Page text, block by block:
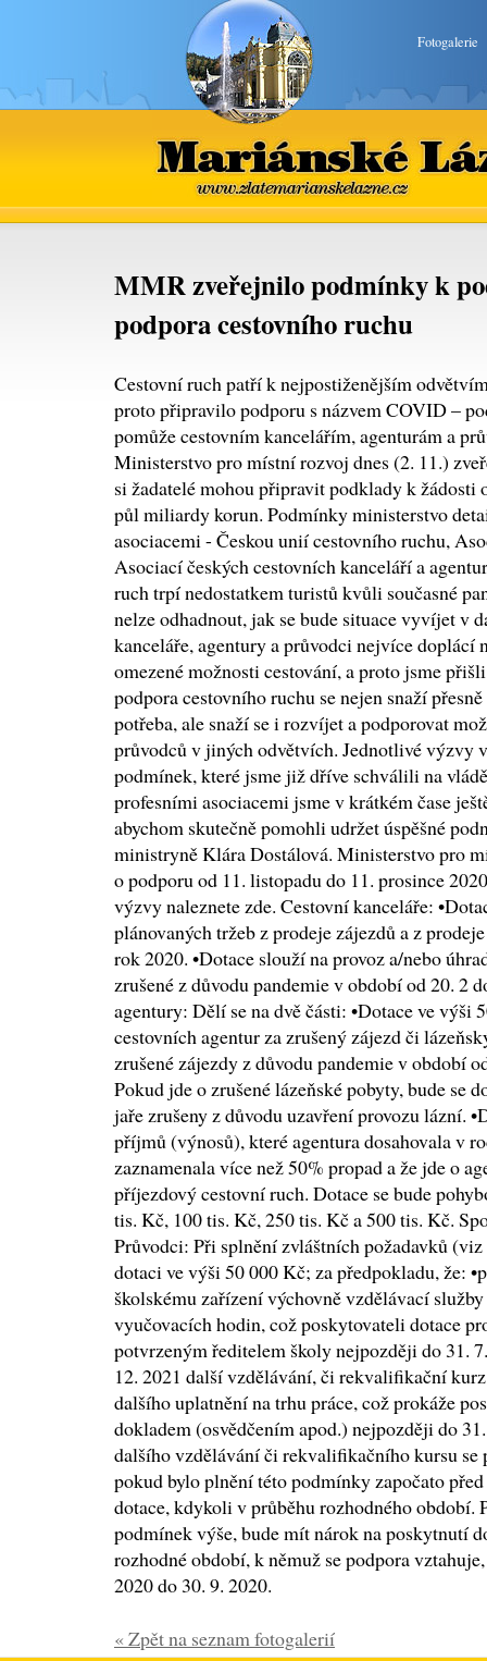
Fotogalerie
Mariánské Lázně
www.zlatemarianskelazne.cz
MMR zveřejnilo podmínky k
podpora cestovního ruchu
Cestovní ruch patří k nejpostiženějším
proto připravilo podporu s názvem COVID –
pomůže cestovním kancelářím, agenturám a
Ministerstvo pro místní rozvoj dnes (2. 11.)
si žadatelé mohou připravit podklady k žádosti
půl miliardy korun. Podmínky ministerstvo
asociacemi - Českou unií cestovního ruchu,
Asociací českých cestovních kanceláří a
ruch trpí nedostatkem turistů kvůli současné
nelze odhadnout, jak se bude situace vyvíjet v
kanceláře, agentury a průvodci nejvíce doplácí
omezené možnosti cestování, a proto jsme
podpora cestovního ruchu se nejen snaží
potřeba, ale snaží se i rozvíjet a podporovat
průvodců v jiných odvětvích. Jednotlivé výzvy
podmínek, které jsme již dříve schválili na
profesními asociacemi jsme v krátkém čase
abychom skutečně pomohli udržet úspěšné
ministryně Klára Dostálová. Ministerstvo pro
o podporu od 11. listopadu do 11. prosince
výzvy naleznete zde. Cestovní kanceláře:
plánovaných tržeb z prodeje zájezdů a z
rok 2020. •Dotace slouží na provoz a/nebo
zrušené z důvodu pandemie v období od 20. 2
agentury: Dělí se na dvě části: •Dotace ve výši
cestovních agentur za zrušený zájezd či
zrušené zájezdy z důvodu pandemie v období
Pokud jde o zrušené lázeňské pobyty, bude se
jaře zrušeny z důvodu uzavření provozu lázní.
příjmů (výnosů), které agentura dosahovala v
zaznamenala více než 50% propad a že jde o
příjezdový cestovní ruch. Dotace se bude
tis. Kč, 100 tis. Kč, 250 tis. Kč a 500 tis. Kč.
Průvodci: Při splnění zvláštních požadavků
dotaci ve výši 50 000 Kč; za předpokladu, že:
školskému zařízení výchovně vzdělávací
vyučovacích hodin, což poskytovateli dotace
potvrzeným ředitelem školy nejpozději do 31.
12. 2021 další vzdělávání, či rekvalifikační
dalšího uplatnění na trhu práce, což prokáže
dokladem (osvědčením apod.) nejpozději do
dalšího vzdělávání či rekvalifikačního kursu se
pokud bylo plnění této podmínky započato
dotace, kdykoli v průběhu rozhodného období.
podmínek výše, bude mít nárok na poskytnutí
rozhodné období, k němuž se podpora
2020 do 30. 9. 2020.
« Zpět na seznam fotogalerií